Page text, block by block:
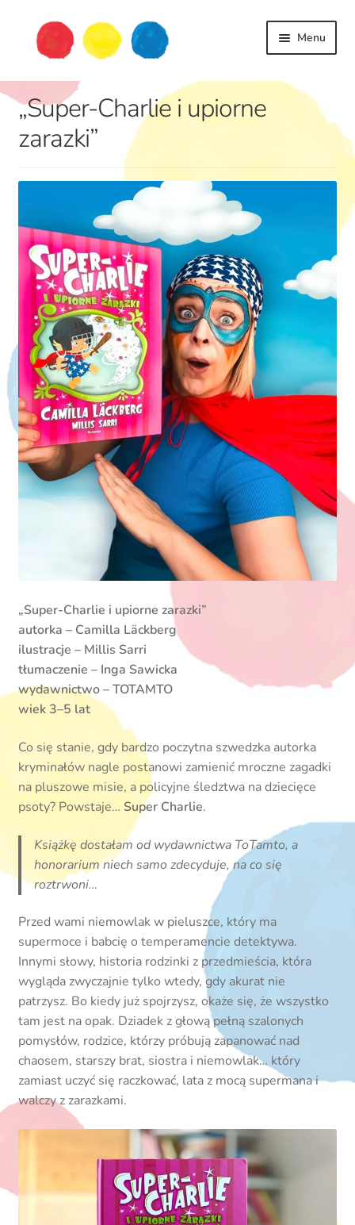
Przejdź
Przejdź
Menu
dziecko
„Super-Charlie i upiorne
zarazki”
„Super-Charlie i upiorne zarazki”
autorka – Camilla Läckberg
ilustracje – Millis Sarri
tłumaczenie – Inga Sawicka
wydawnictwo – TOTAMTO
wiek 3–5 lat
Co się stanie, gdy bardzo poczytna szwedzka autorka
kryminałów nagle postanowi zamienić mroczne zagadki
na pluszowe misie, a policyjne śledztwa na dziecięce
psoty? Powstaje… Super Charlie.
Książkę dostałam od wydawnictwa ToTamto, a
honorarium niech samo zdecyduje, na co się
roztrwoni…
Przed wami niemowlak w pieluszce, który ma
supermoce i babcię o temperamencie detektywa.
Innymi słowy, historia rodzinki z przedmieścia, która
wygląda zwyczajnie tylko wtedy, gdy akurat nie
patrzysz. Bo kiedy już spojrzysz, okaże się, że wszystko
tam jest na opak. Dziadek z głową pełną szalonych
pomysłów, rodzice, którzy próbują zapanować nad
chaosem, starszy brat, siostra i niemowlak… który
zamiast uczyć się raczkować, lata z mocą supermana i
walczy z zarazkami.